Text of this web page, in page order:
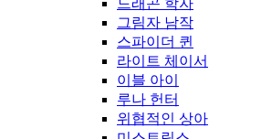
드래곤 학자
그림자 남작
스파이더 퀸
라이트 체이서
이블 아이
루나 헌터
위협적인 상아